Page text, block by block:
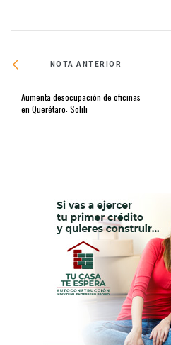
NOTA ANTERIOR
Aumenta desocupación de oficinas
en Querétaro: Solili